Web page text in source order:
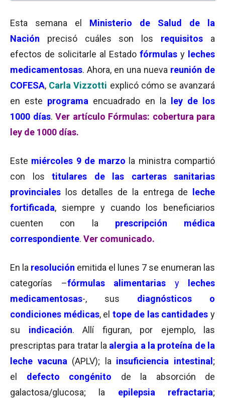
Esta semana el Ministerio de Salud de la
Nación precisó cuáles son los requisitos a
efectos de solicitarle al Estado fórmulas y leches
medicamentosas. Ahora, en una nueva reunión de
COFESA, Carla Vizzotti explicó cómo se avanzará
en este programa encuadrado en la ley de los
1000 días. Ver artículo Fórmulas: cobertura para
ley de 1000 días.
Este miércoles 9 de marzo la ministra compartió
con los titulares de las carteras sanitarias
provinciales los detalles de la entrega de
leche
fortificada, siempre y cuando los beneficiarios
cuenten con la prescripción médica
correspondiente. Ver comunicado.
En la resolución emitida el lunes 7 se enumeran las
categorías –fórmulas alimentarias y
leches
medicamentosas-, sus
diagnósticos o
condiciones médicas, el tope de las cantidades y
su indicación. Allí figuran, por ejemplo, las
prescriptas para tratar la alergia a la proteína de la
leche vacuna (APLV); la insuficiencia intestinal ;
el defecto congénito
de la absorción de
galactosa/glucosa; la epilepsia refractaria;